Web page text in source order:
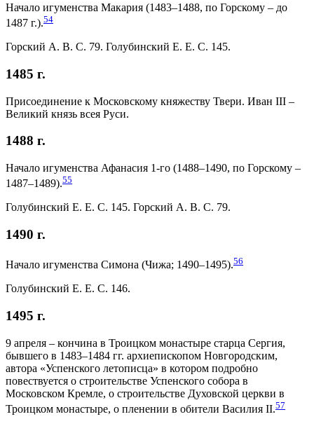
Начало игуменства Макария (1483–1488, по Горскому – до
1487 г.).54
Горский А. В. С. 79. Голубинский Е. Е. С. 145.
1485 г.
Присоединение к Московскому княжеству Твери. Иван III –
Великий князь всея Руси.
1488 г.
Начало игуменства Афанасия 1-го (1488–1490, по Горскому –
1487–1489).55
Голубинский Е. Е. С. 145. Горский А. В. С. 79.
1490 г.
Начало игуменства Симона (Чижа; 1490–1495).56
Голубинский Е. Е. С. 146.
1495 г.
9 апреля – кончина в Троицком монастыре старца Сергия,
бывшего в 1483–1484 гг. архиепископом Новгородским,
автора «Успенского летописца» в котором подробно
повествуется о строительстве Успенского собора в
Московском Кремле, о строительстве Духовской церкви в
Троицком монастыре, о пленении в обители Василия II.57